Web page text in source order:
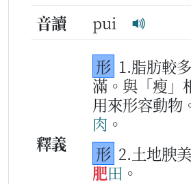
音讀 pui
釋義
形 1.脂肪較
滿。與「瘦」
用來形容動物
肉 。
形 2.土地腴
肥田 。